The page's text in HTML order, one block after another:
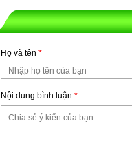
Họ và tên *
Nội dung bình luận *